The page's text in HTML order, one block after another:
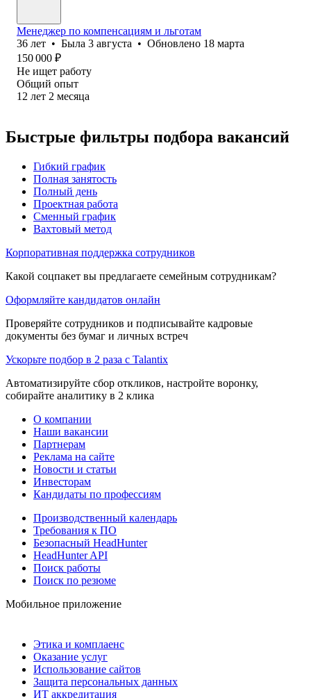
Менеджер по компенсациям и льготам
36 лет • Была 3 августа • Обновлено 18 марта
150 000 ₽
Не ищет работу
Общий опыт
12 лет 2 месяца
Быстрые фильтры подбора вакансий
Гибкий график
Полная занятость
Полный день
Проектная работа
Сменный график
Вахтовый метод
Корпоративная поддержка сотрудников
Какой соцпакет вы предлагаете семейным сотрудникам?
Оформляйте кандидатов онлайн
Проверяйте сотрудников и подписывайте кадровые
документы без бумаг и личных встреч
Ускорьте подбор в 2 раза с Talantix
Автоматизируйте сбор откликов, настройте воронку,
собирайте аналитику в 2 клика
О компании
Наши вакансии
Партнерам
Реклама на сайте
Новости и статьи
Инвесторам
Кандидаты по профессиям
Производственный календарь
Требования к ПО
Безопасный HeadHunter
HeadHunter API
Поиск работы
Поиск по резюме
Мобильное приложение
Этика и комплаенс
Оказание услуг
Использование сайтов
Защита персональных данных
ИТ аккредитация